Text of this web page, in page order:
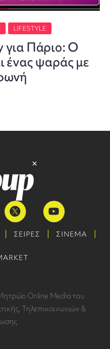
LIFESTYLE
για Πάριο: Ο
ένας ψαράς με
ΣΕΙΡΕΣ ΣΙΝΕΜΑ
Online Media του
Τηλεπικοινωνιών &